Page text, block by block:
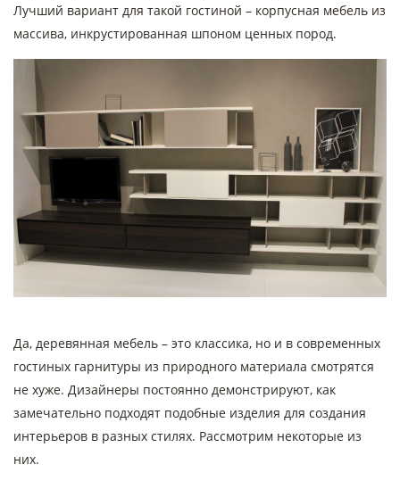
Лучший вариант для такой гостиной – корпусная мебель из
массива, инкрустированная шпоном ценных пород.
Да, деревянная мебель – это классика, но и в современных
гостиных гарнитуры из природного материала смотрятся
не хуже. Дизайнеры постоянно демонстрируют, как
замечательно подходят подобные изделия для создания
интерьеров в разных стилях. Рассмотрим некоторые из
них.